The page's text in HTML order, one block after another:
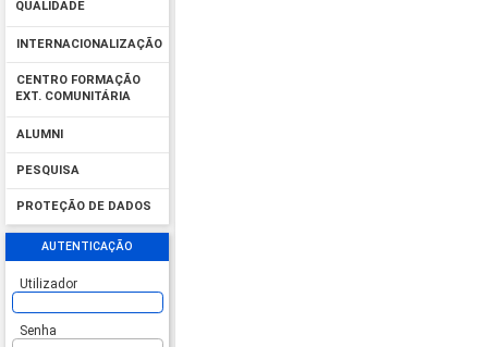
QUALIDADE
INTERNACIONALIZAÇÃO
CENTRO FORMAÇÃO
EXT. COMUNITÁRIA
ALUMNI
PESQUISA
PROTEÇÃO DE DADOS
AUTENTICAÇÃO
Utilizador
Senha